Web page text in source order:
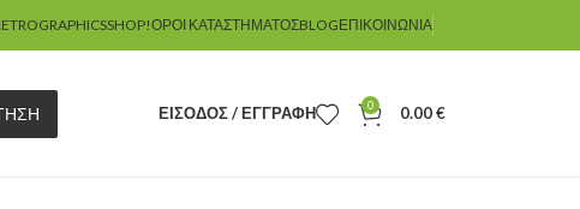
ΌΡΟΙ ΚΑΤΑΣΤΉΜΑΤΟΣBLOGΕΠΙΚΟΙΝΩΝΊΑ
ΕΊΣΟΔΟΣ / ΕΓΓΡΑΦΉ 0 0.00€